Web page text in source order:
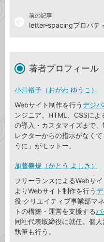
前の記事
letter-spacingプロパテ
著者プロフィール
小川裕子（おがわ ゆうこ）
Webサイト制作を行うデジ
ンジニア。HTML、CSSに
の導入・カスタマイズまで
レクターからの指示がなく
うに」がモットー。
加藤善規（かとう よしき）
フリーランスによるWebサ
よりWebサイト制作を行う
役 クリエイティブ事業部マ
トの構築・運営を支援するバ
同社代表取締役に就任。個
執筆も行う。